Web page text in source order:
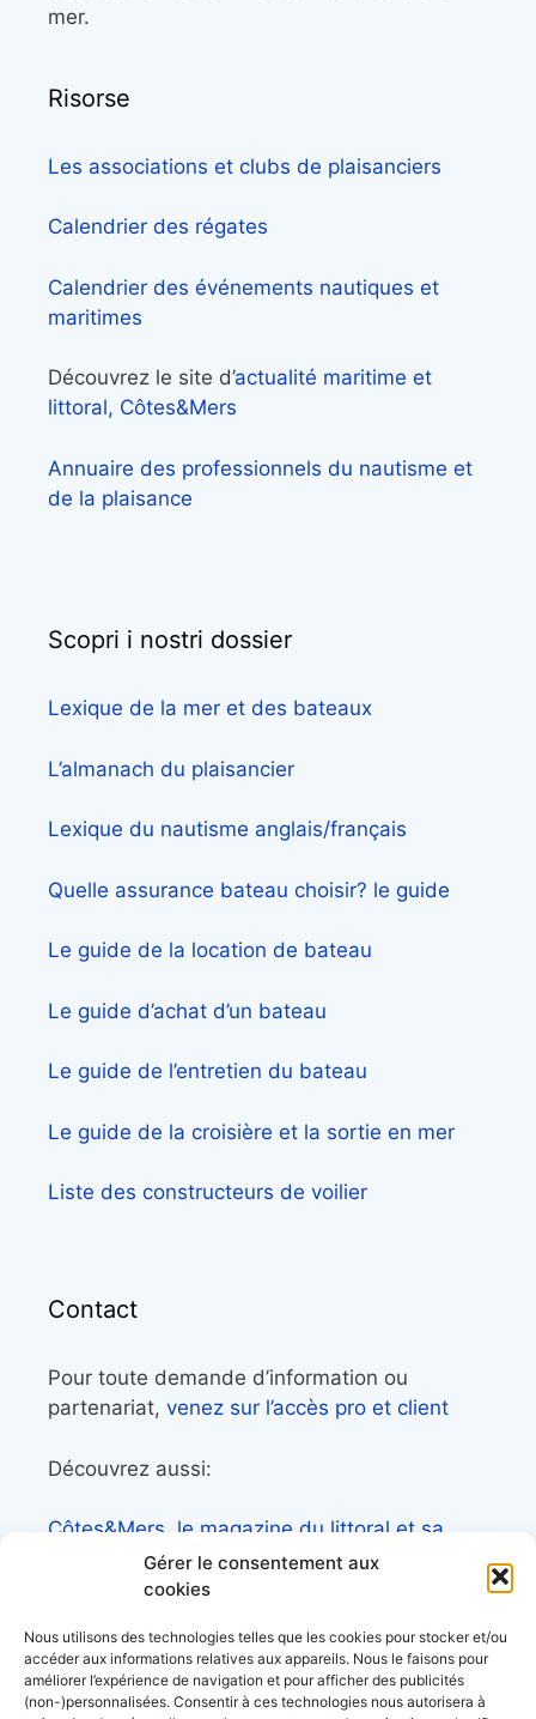
Gérer le consentement aux
cookies
Nous utilisons des technologies telles que les cookies pour stocker et/ou
accéder aux informations relatives aux appareils. Nous le faisons pour
améliorer l’expérience de navigation et pour afficher des publicités
(non-)personnalisées. Consentir à ces technologies nous autorisera à
mer.
Risorse
Les associations et clubs de plaisanciers
Calendrier des régates
Calendrier des événements nautiques et
maritimes
Découvrez le site d’actualité maritime et
littoral, Côtes&Mers
Annuaire des professionnels du nautisme et
de la plaisance
Scopri i nostri dossier
Lexique de la mer et des bateaux
L’almanach du plaisancier
Lexique du nautisme anglais/français
Quelle assurance bateau choisir? le guide
Le guide de la location de bateau
Le guide d’achat d’un bateau
Le guide de l’entretien du bateau
Le guide de la croisière et la sortie en mer
Liste des constructeurs de voilier
Contact
Pour toute demande d’information ou
partenariat, venez sur l’accès pro et client
Découvrez aussi:
Côtes&Mers, le magazine du littoral et sa
librairie maritime
Mers&Montagnes, Equipement outdoor pour
le trek et le raid nautique
BoatingAds, le site d’annonces bateaux
européen